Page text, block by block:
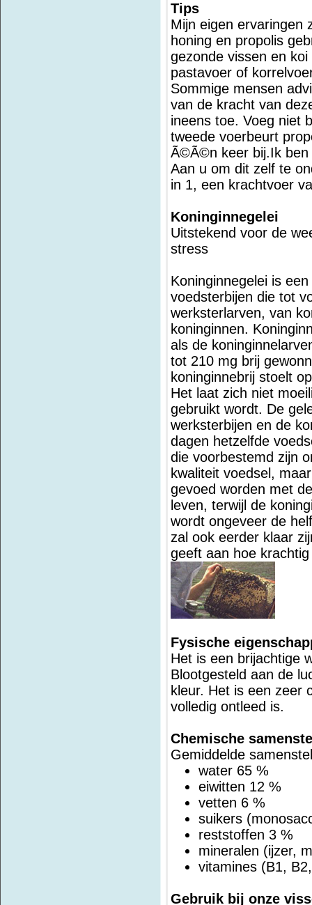
Tips
Mijn eigen ervaringen
honing en propolis
gezonde vissen en
pastavoer of
Sommige mensen
van de kracht van
ineens toe. Voeg niet
tweede voerbeurt
Ã©Ã©n keer bij.Ik ben
Aan u om dit zelf te
in 1, een krachtvoer
Koninginnegelei
Uitstekend voor de
stress
Koninginnegelei is
voedsterbijen die tot
werksterlarven, van
koninginnen.
als de
tot 210 mg brij
koninginnebrij stoelt
Het laat zich niet
gebruikt wordt. De
werksterbijen en de
dagen hetzelfde
die voorbestemd zijn
kwaliteit voedsel,
gevoed worden met
leven, terwijl de
wordt ongeveer de
zal ook eerder klaar
geeft aan hoe
Fysische
Het is een brijachtige
Blootgesteld aan de
kleur. Het is een zeer
volledig ontleed is.
Chemische
Gemiddelde
water 65 %
eiwitten 12 %
vetten 6 %
suikers
reststoffen 3 %
mineralen (ijzer,
vitamines (B1,
Gebruik bij onze